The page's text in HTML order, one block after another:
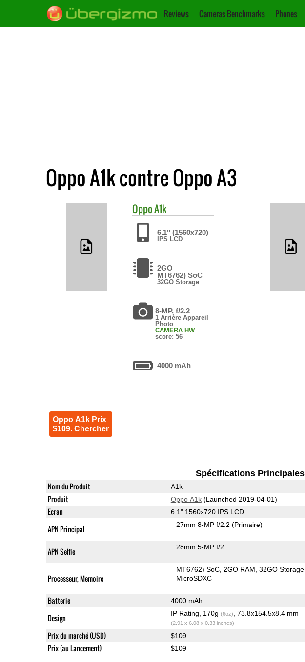
Reviews Cameras Benchmarks Phones
Oppo A1k contre Oppo A3
OppoA1k
6.1" (1560x720)
IPS LCD
2GO
MT6762) SoC
32GO Storage
8-MP, f/2.2
1 Arrière Appareil
Photo
CAMERA HW
score: 56
4000 mAh
Oppo A1k Prix
$109. Chercher
Spécifications Principales
Nom du Produit A1k
Produit Oppo A1k(Launched 2019-04-01)
Ecran 6.1" 1560x720 IPS LCD
APN Principal 27mm 8-MP f/2.2(Primaire)
APN Selfie 28mm 5-MP f/2
Processeur, Memoire
MT6762) SoC 2GO RAM 32GO Storage
MicroSDXC
Batterie 4000 mAh
Design IP Rating, 170g (6oz) , 73.8x154.5x8.4 mm
(2.91 x 6.08 x 0.33 inches)
Prix du marché (USD) $109
Prix (au Lancement) $109